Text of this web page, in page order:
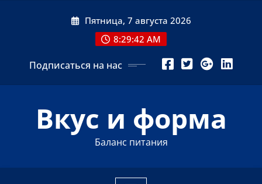
Пятница, 7 августа 2026
8:29:43 AM
Подписаться на нас
Вкус и форма
Баланс питания